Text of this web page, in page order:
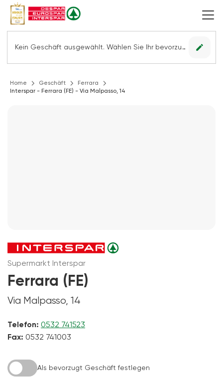
Kein Geschäft ausgewählt. Wählen Sie Ihr bevorzugtes Geschäft, um alle Angebote sehen zu können. edit
Home Geschäft
Ferrara
Interspar - Ferrara (FE) - Via Malpasso, 14
Supermarkt Interspar
Ferrara (FE)
Via Malpasso, 14
Telefon: 0532 741523
Fax: 0532 741003
Als bevorzugt Geschäft festlegen